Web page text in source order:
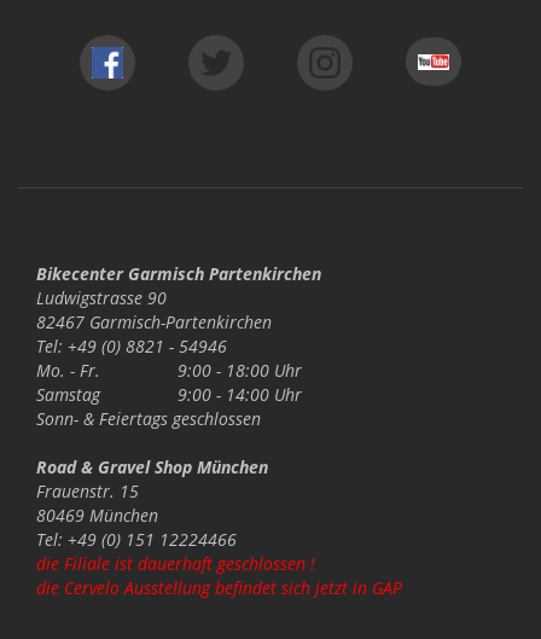
Bikecenter Garmisch Partenkirchen
Ludwigstrasse 90
82467 Garmisch-Partenkirchen
Tel: +49 (0) 8821 - 54946
Mo. - Fr.
9:00 - 18:00 Uhr
Samstag
9:00 - 14:00 Uhr
Sonn- & Feiertags geschlossen
Road & Gravel Shop München
Frauenstr. 15
80469 München
Tel: +49 (0) 151 12224466
die Filiale ist dauerhaft geschlossen !
die Cervelo Ausstellung befindet sich jetzt in GAP